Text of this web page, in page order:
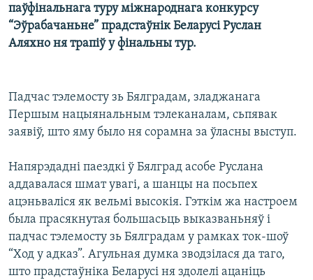
паўфінальнага туру міжнароднага конкурсу
“Эўрабачаньне” прадстаўнік Беларусі Руслан
Аляхно ня трапіў у фінальны тур.
Падчас тэлемосту зь Бялградам, зладжанага
Першым нацыянальным тэлеканалам, сьпявак
заявіў, што яму было ня сорамна за ўласны выступ.
Напярэдадні паездкі ў Бялград асобе Руслана
аддавалася шмат увагі, а шанцы на посьпех
ацэньваліся як вельмі высокія. Гэткім жа настроем
была прасякнутая большасьць выказваньняў і
падчас тэлемосту зь Бялградам у рамках ток-шоў
“Ход у адказ”. Агульная думка зводзілася да таго,
што прадстаўніка Беларусі ня здолелі ацаніць